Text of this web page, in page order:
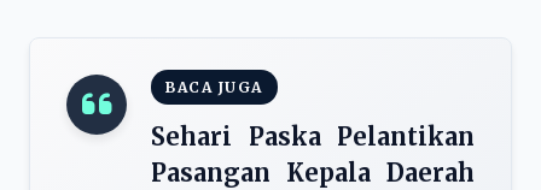
BACA JUGA
Sehari Paska Pelantikan
Pasangan Kepala Daerah